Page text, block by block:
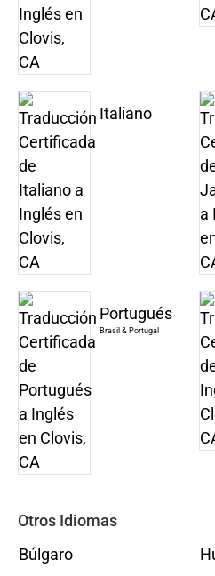
Italiano
Portugués
Brasil & Portugal
Otros Idiomas
Búlgaro